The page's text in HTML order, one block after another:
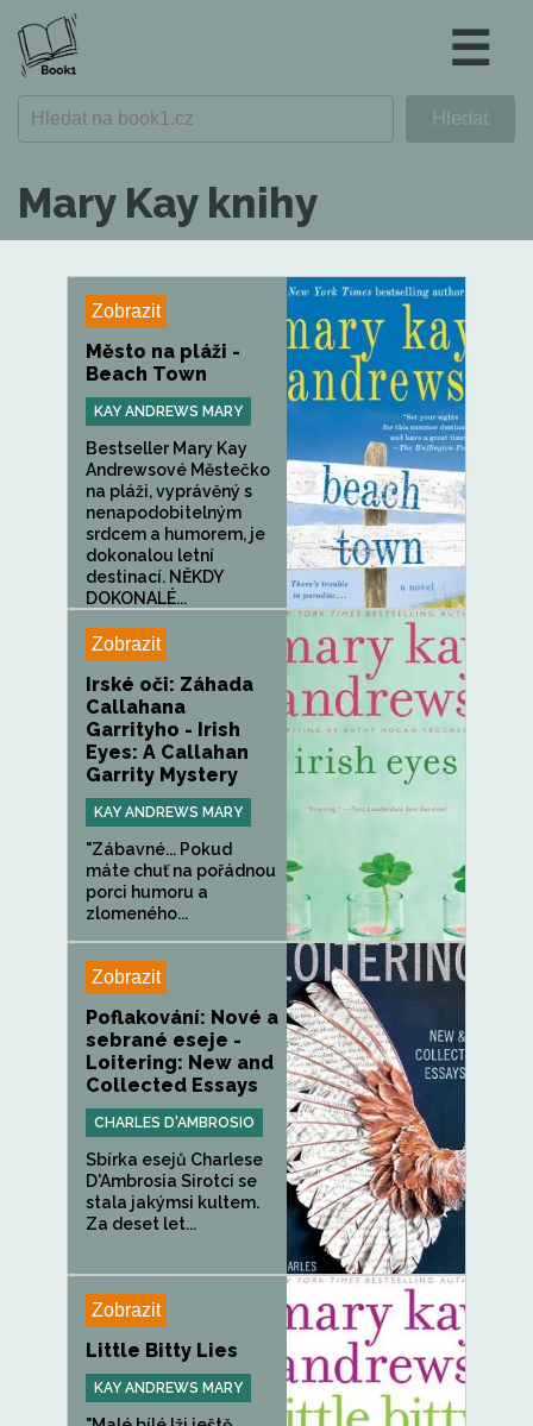
☰
Mary Kay knihy
Zobrazit
Město na pláži -
Beach Town
KAY ANDREWS MARY
Bestseller Mary Kay
Andrewsové Městečko
na pláži, vyprávěný s
nenapodobitelným
srdcem a humorem, je
dokonalou letní
destinací. NĚKDY
DOKONALÉ...
Zobrazit
Irské oči: Záhada
Callahana
Garrityho - Irish
Eyes: A Callahan
Garrity Mystery
KAY ANDREWS MARY
"Zábavné... Pokud
máte chuť na pořádnou
porci humoru a
zlomeného...
Zobrazit
Poflakování: Nové a
sebrané eseje -
Loitering: New and
Collected Essays
CHARLES D'AMBROSIO
Sbírka esejů Charlese
D'Ambrosia Sirotci se
stala jakýmsi kultem.
Za deset let...
Zobrazit
Little Bitty Lies
KAY ANDREWS MARY